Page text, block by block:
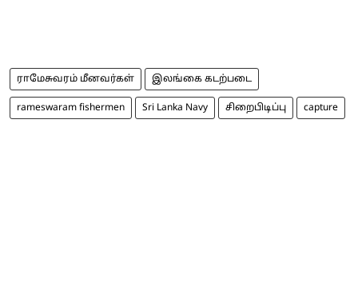
ராமேசுவரம் மீனவர்கள் இலங்கை கடற்படை
rameswaram fishermen Sri Lanka Navy சிறைபிடிப்பு capture